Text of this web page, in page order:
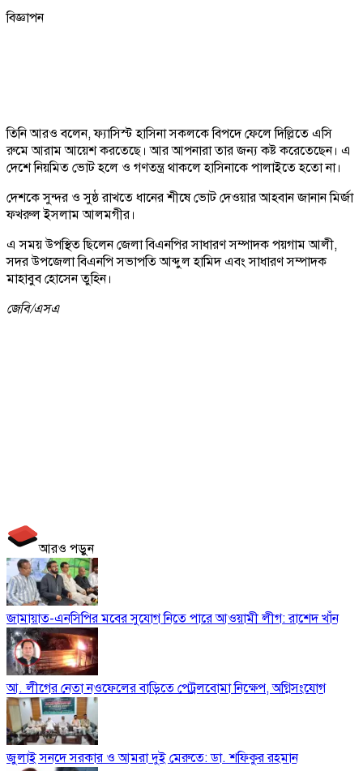
বিজ্ঞাপন
তিনি আরও বলেন, ফ্যাসিস্ট হাসিনা সকলকে বিপদে ফেলে দিল্লিতে এসি
রুমে আরাম আয়েশ করতেছে। আর আপনারা তার জন্য কষ্ট করেতেছেন। এ
দেশে নিয়মিত ভোট হলে ও গণতন্ত্র থাকলে হাসিনাকে পালাইতে হতো না।
দেশকে সুন্দর ও সুষ্ঠ রাখতে ধানের শীষে ভোট দেওয়ার আহবান জানান মির্জা
ফখরুল ইসলাম আলমগীর।
এ সময় উপস্থিত ছিলেন জেলা বিএনপির সাধারণ সম্পাদক পয়গাম আলী,
সদর উপজেলা বিএনপি সভাপতি আব্দুল হামিদ এবং সাধারণ সম্পাদক
মাহাবুব হোসেন তুহিন।
জেবি/এসএ
আরও পড়ুন
জামায়াত-এনসিপির মবের সুযোগ নিতে পারে আওয়ামী লীগ: রাশেদ খাঁন
আ. লীগের নেতা নওফেলের বাড়িতে পেট্রলবোমা নিক্ষেপ, অগ্নিসংযোগ
জুলাই সনদে সরকার ও আমরা দুই মেরুতে: ডা. শফিকুর রহমান